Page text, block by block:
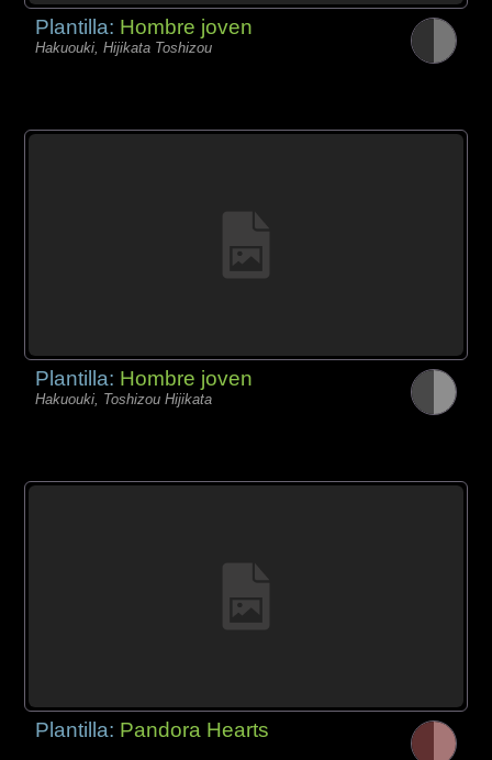
Plantilla: Hombre joven
Hakuouki, Hijikata Toshizou
Plantilla: Hombre joven
Hakuouki, Toshizou Hijikata
Plantilla: Pandora Hearts